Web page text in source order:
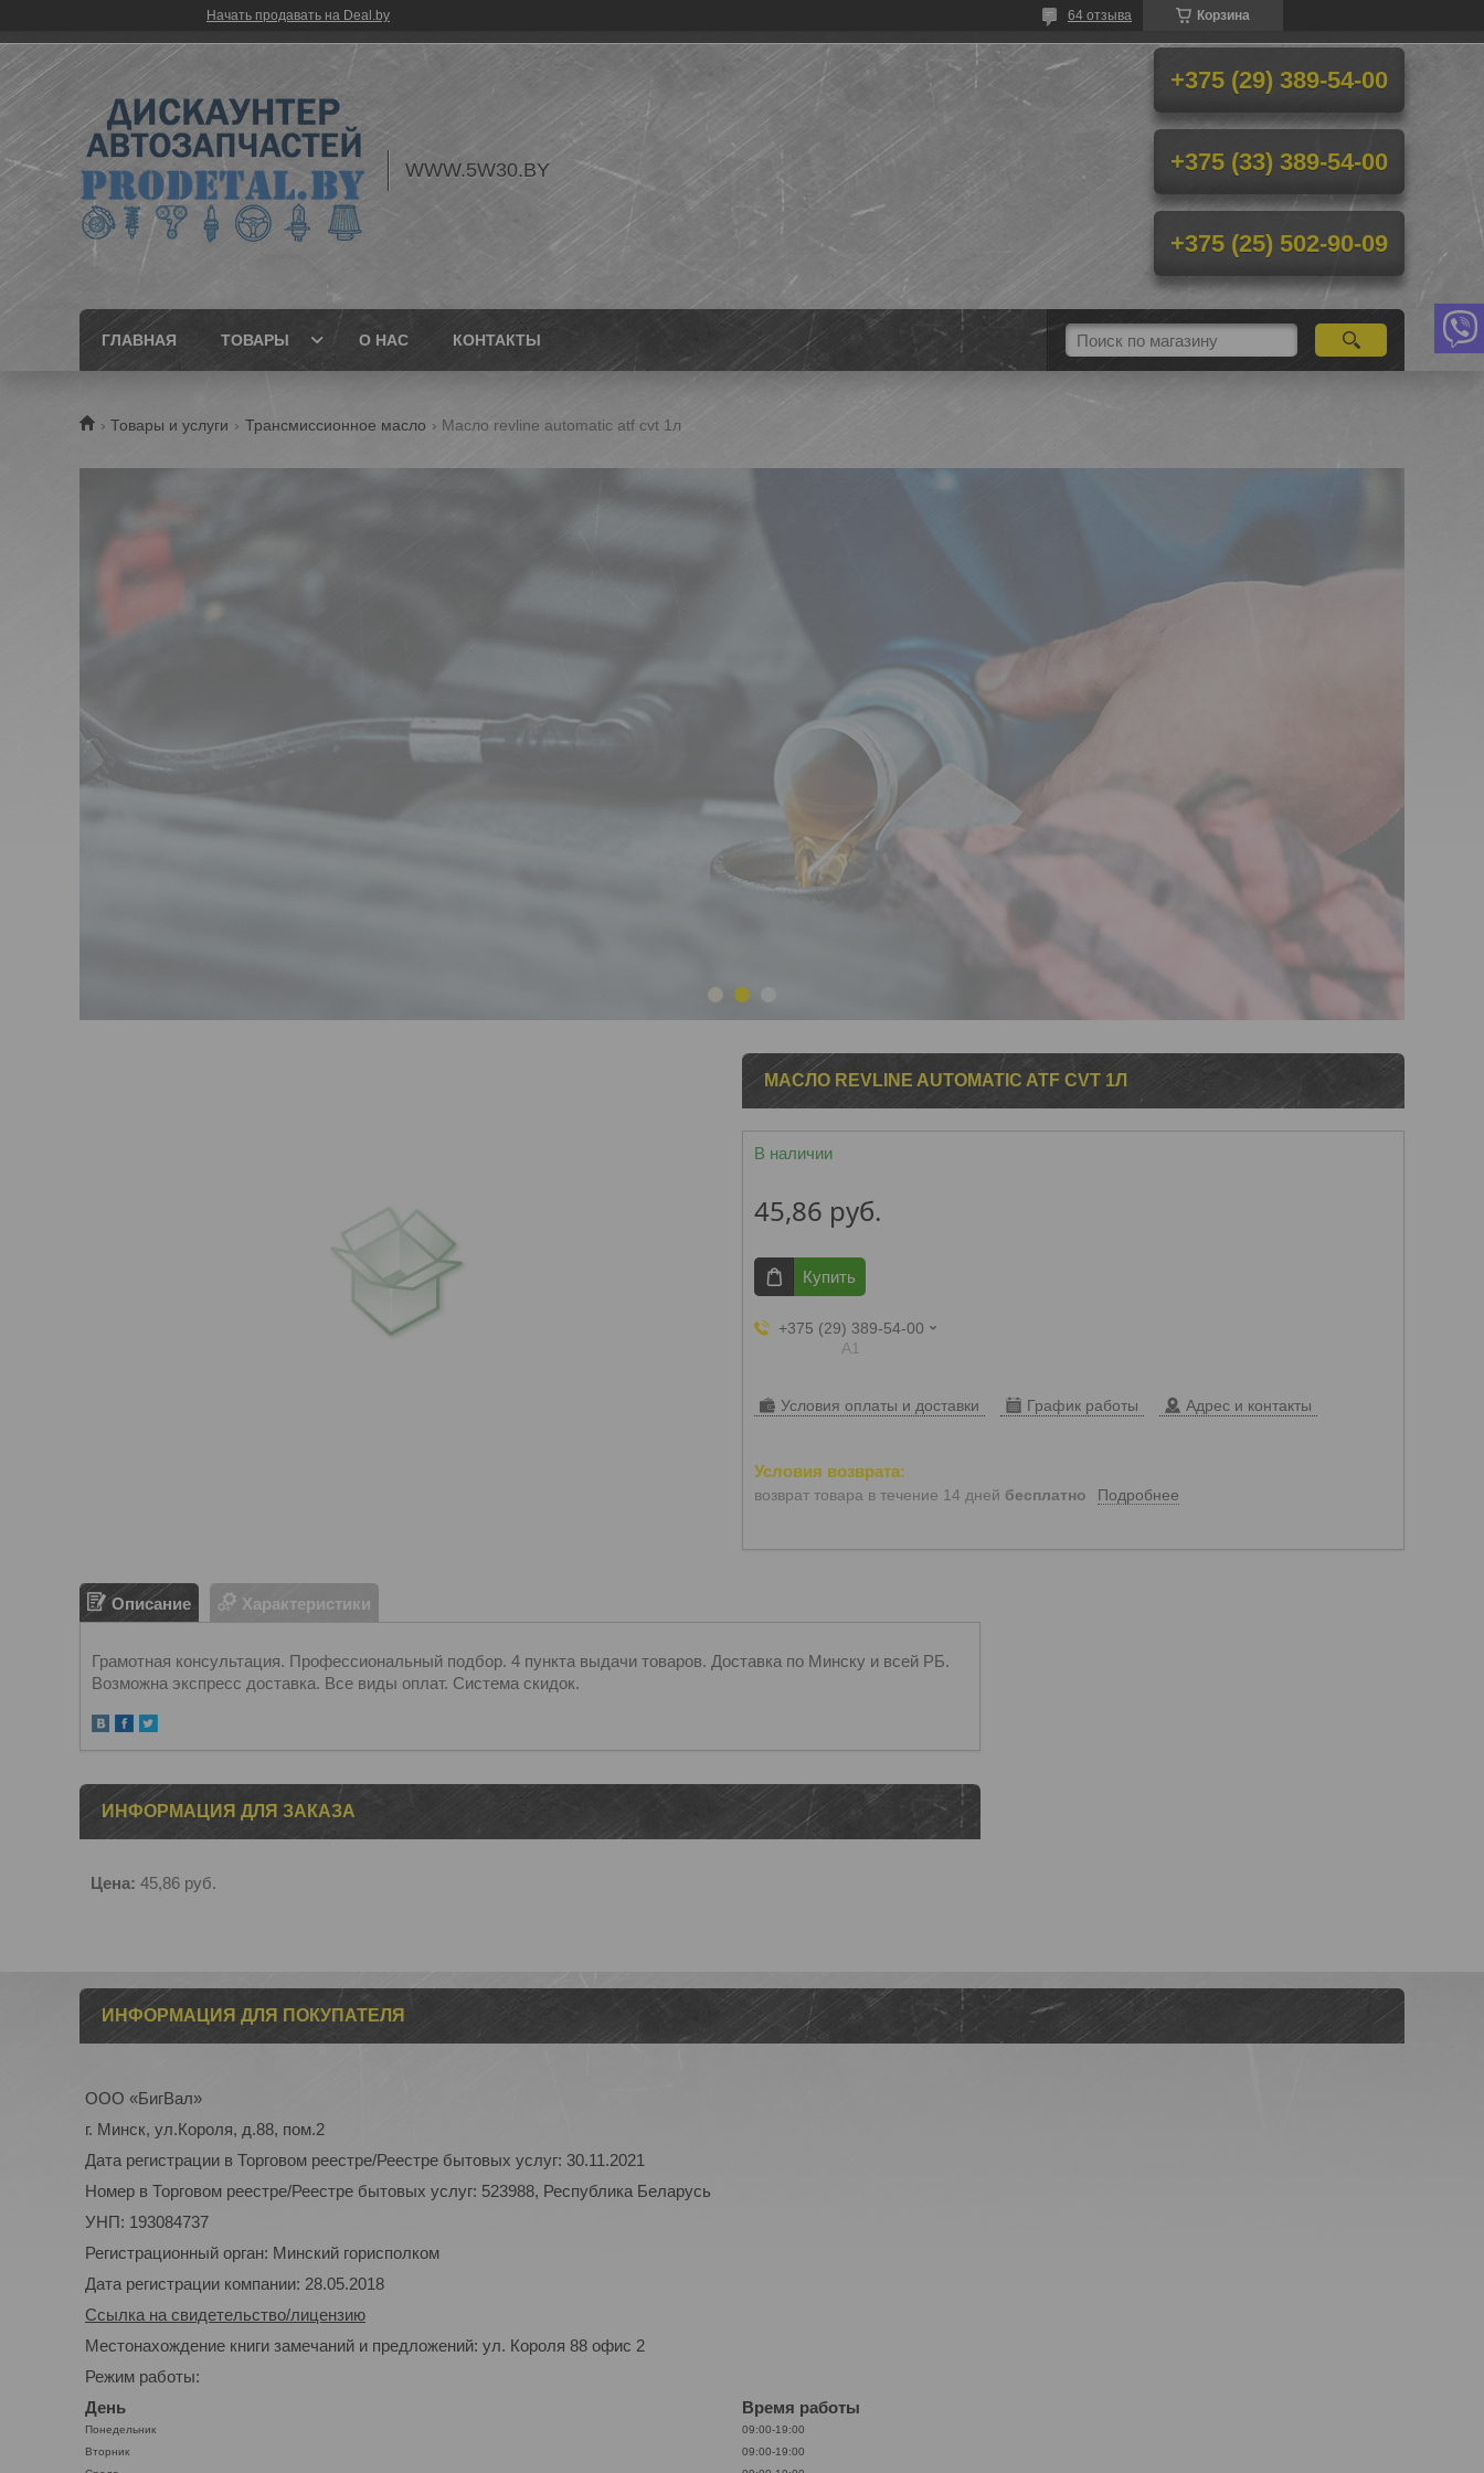
Начать продавать на Deal.by Корзина
64 отзыва
WWW.5W30.BY
+375 (29) 389-54-00
+375 (33) 389-54-00
+375 (25) 502-90-09
ГЛАВНАЯ ТОВАРЫ О НАС КОНТАКТЫ
Товары и услуги Трансмиссионное масло Масло revline automatic atf cvt 1л
МАСЛО REVLINE AUTOMATIC ATF CVT 1Л
В наличии
45,86 руб.
Купить
+375 (29) 389-54-00
А1
Условия оплаты и доставки График работы Адрес и контакты
возврат товара в течение 14 дней бесплатно Подробнее
Описание Характеристики
Грамотная консультация. Профессиональный подбор. 4 пункта выдачи товаров. Доставка по Минску и всей РБ.
Возможна экспресс доставка. Все виды оплат. Система скидок.
ИНФОРМАЦИЯ ДЛЯ ЗАКАЗА
Цена: 45,86 руб.
ИНФОРМАЦИЯ ДЛЯ ПОКУПАТЕЛЯ
ООО «БигВал»
г. Минск, ул.Короля, д.88, пом.2
Дата регистрации в Торговом реестре/Реестре бытовых услуг: 30.11.2021
Номер в Торговом реестре/Реестре бытовых услуг: 523988, Республика Беларусь
УНП: 193084737
Регистрационный орган: Минский горисполком
Дата регистрации компании: 28.05.2018
Ссылка на свидетельство/лицензию
Местонахождение книги замечаний и предложений: ул. Короля 88 офис 2
Режим работы:
День
Время работы
Понедельник
09:00-19:00
Вторник
09:00-19:00